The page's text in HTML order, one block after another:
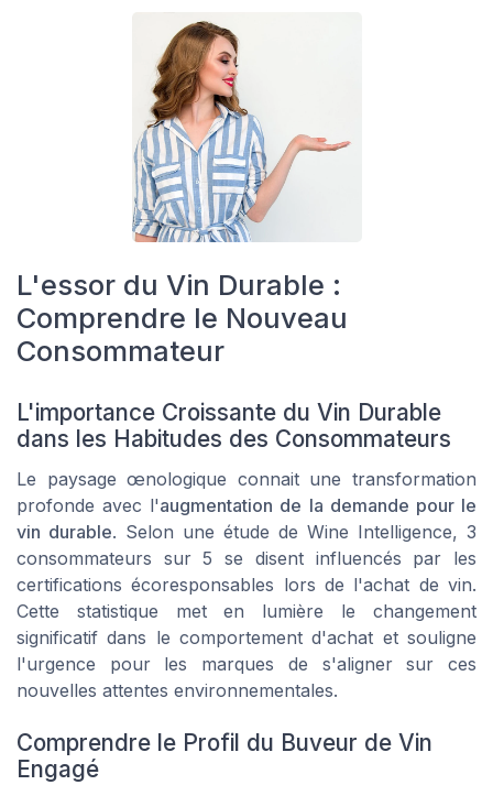
L'essor du Vin Durable :
Comprendre le Nouveau
Consommateur
L'importance Croissante du Vin Durable
dans les Habitudes des Consommateurs
Le paysage œnologique connait une transformation
profonde avec l'augmentation de la demande pour le
vin durable. Selon une étude de Wine Intelligence, 3
consommateurs sur 5 se disent influencés par les
certifications écoresponsables lors de l'achat de vin.
Cette statistique met en lumière le changement
significatif dans le comportement d'achat et souligne
l'urgence pour les marques de s'aligner sur ces
nouvelles attentes environnementales.
Comprendre le Profil du Buveur de Vin
Engagé